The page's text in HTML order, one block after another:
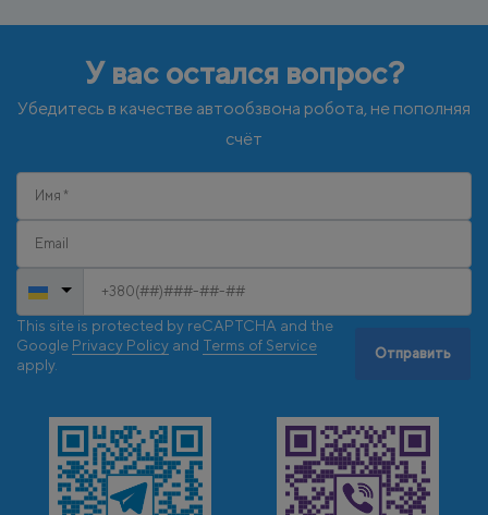
У вас остался вопрос?
Убедитесь в качестве автообзвона робота, не пополняя
счёт
This site is protected by reCAPTCHA and the
Google Privacy Policy and Terms of Service
apply.
Отправить